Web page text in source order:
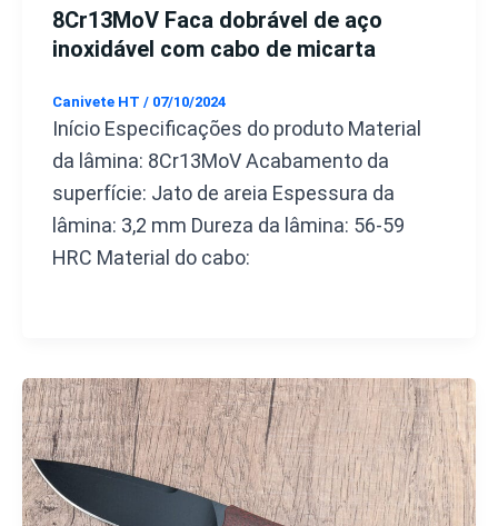
8Cr13MoV Faca dobrável de aço
inoxidável com cabo de micarta
Canivete HT / 07/10/2024
Início Especificações do produto Material
da lâmina: 8Cr13MoV Acabamento da
superfície: Jato de areia Espessura da
lâmina: 3,2 mm Dureza da lâmina: 56-59
HRC Material do cabo: